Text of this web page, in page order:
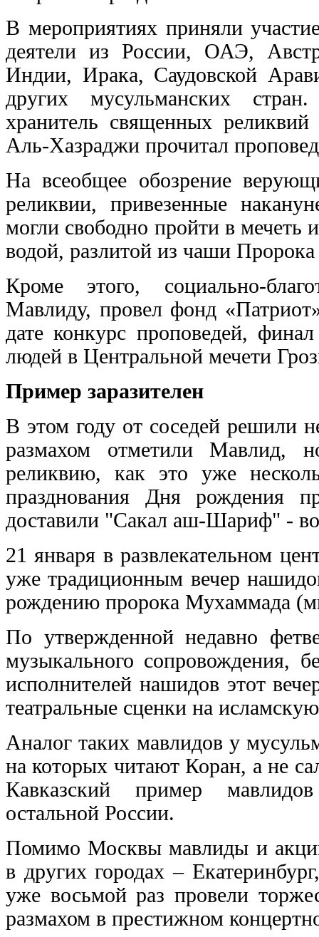
В мероприятиях приняли
деятели из России, ОАЭ,
Индии, Ирака, Саудовской
других мусульманских
хранитель священных
Аль-Хазраджи прочитал
На всеобщее обозрение
реликвии, привезенные
могли свободно пройти в
водой, разлитой из чаши
Кроме этого, социально-
Мавлиду, провел фонд
дате конкурс проповедей,
людей в Центральной мечети
Пример заразителен
В этом году от соседей решили
размахом отметили Мавлид,
реликвию, как это уже
празднования Дня рождения
доставили "Сакал аш-Шариф" -
21 января в развлекательном
уже традиционным вечер
рождению пророка Мухаммада
По утвержденной недавно
музыкального сопровождения,
исполнителей нашидов этот
театральные сценки на
Аналог таких мавлидов у
на которых читают Коран, а не
Кавказский пример
остальной России.
Помимо Москвы мавлиды и
в других городах –
уже восьмой раз провели
размахом в престижном